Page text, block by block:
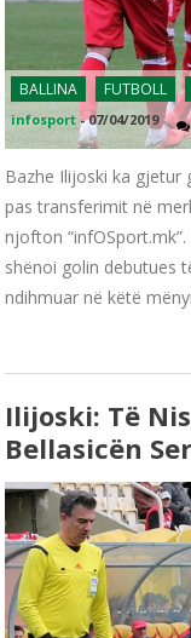
BALLINA FUTBOLL
infosport -07/04/2019
Bazhe Ilijoski ka gjetur
pas transferimit në
njofton
shënoi golin debutues
ndihmuar në këtë
Ilijoski: Të
Bellasicën